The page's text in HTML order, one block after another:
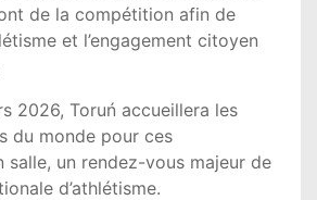
de la compétition afin de
et l’engagement citoyen
2026, Toruń accueillera les
du monde pour ces
salle, un rendez-vous majeur de
d’athlétisme.